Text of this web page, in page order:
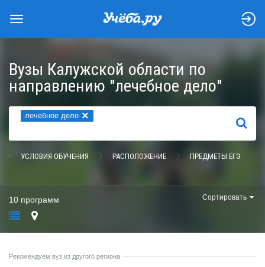
Вузы Калужской области по
направлению "лечебное дело"
лечебное дело ×
НАЙТИ
УСЛОВИЯ ОБУЧЕНИЯ РАСПОЛОЖЕНИЕ ПРЕДМЕТЫ ЕГЭ
10 программ Сортировать
Рекомендуем вуз из другого региона